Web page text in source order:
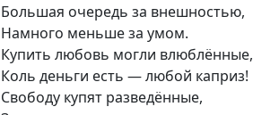
Большая очередь за внешностью,
Намного меньше за умом.
Купить любовь могли влюблённые,
Коль деньги есть — любой каприз!
Свободу купят разведённые,